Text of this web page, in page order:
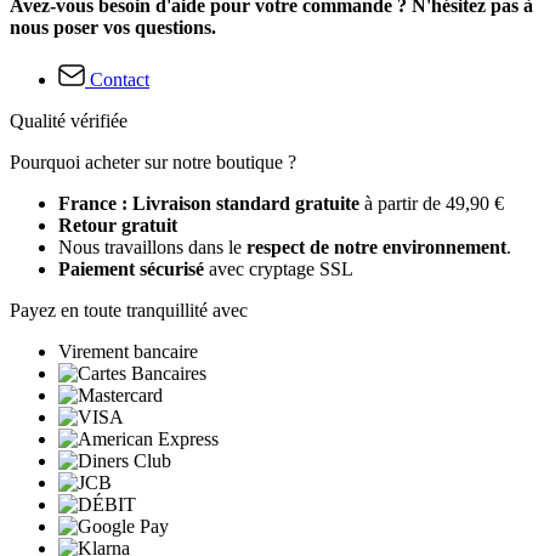
Avez-vous besoin d'aide pour votre commande ? N'hésitez pas à
nous poser vos questions.
Contact
Qualité vérifiée
Pourquoi acheter sur notre boutique ?
France : Livraison standard gratuite à partir de 49,90 €
Retour gratuit
Nous travaillons dans le respect de notre environnement.
Paiement sécurisé avec cryptage SSL
Payez en toute tranquillité avec
Virement bancaire